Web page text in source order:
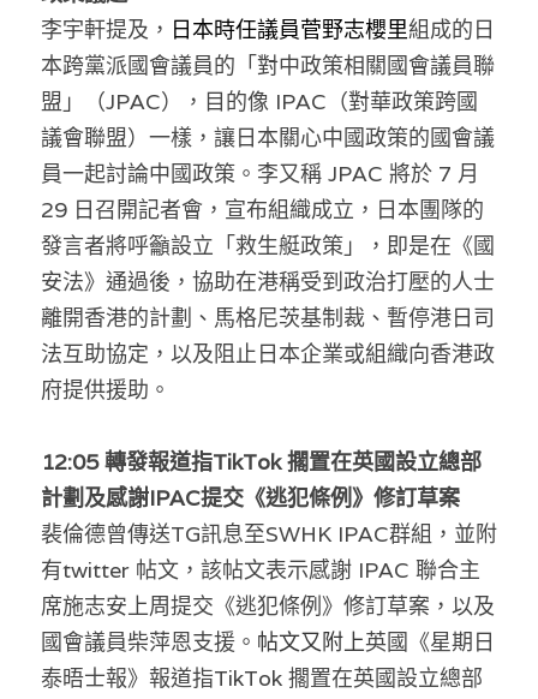
李宇軒提及， 日本時任議員菅野志櫻里組成的日
本跨黨派國會議員的「對中政策相關國會議員聯
盟」（JPAC），目的像 IPAC（對華政策跨國
議會聯盟）一樣，讓日本關心中國政策的國會議
員一起討論中國政策。李又稱 JPAC 將於 7 月
29 日召開記者會，宣布組織成立，日本團隊的
發言者將呼籲設立「救生艇政策」，即是在《國
安法》通過後，協助在港稱受到政治打壓的人士
離開香港的計劃、馬格尼茨基制裁、暫停港日司
法互助協定，以及阻止日本企業或組織向香港政
府提供援助。
12:05 轉發報道指TikTok 擱置在英國設立總部
計劃及感謝IPAC提交《逃犯條例》修訂草案
裴倫德曾傳送TG訊息至SWHK IPAC群組，並附
有twitter 帖文，該帖文表示感謝 IPAC 聯合主
席施志安上周提交《逃犯條例》修訂草案，以及
國會議員柴萍恩支援。 帖文又附上英國《星期日
泰晤士報》報道指TikTok 擱置在英國設立總部